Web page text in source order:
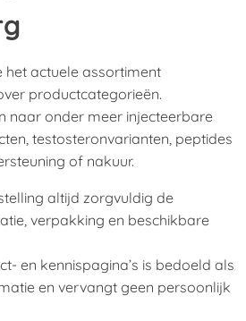
het actuele assortiment
productcategorieën.
naar onder meer injecteerbare
testosteronvarianten, peptides
of nakuur.
altijd zorgvuldig de
verpakking en beschikbare
en kennispagina’s is bedoeld als
en vervangt geen persoonlijk